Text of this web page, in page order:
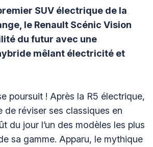
SUV électrique de la
le Renault Scénic Vision
du futur avec une
mêlant électricité et
poursuit ! Après la R5 électrique,
de réviser ses classiques en
du jour l’un des modèles les plus
sa gamme. Apparu, le mythique